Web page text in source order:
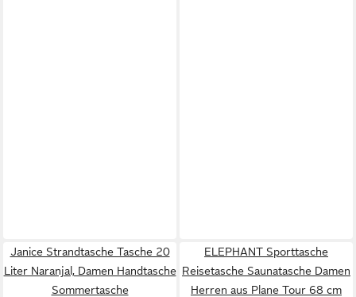
Janice Strandtasche Tasche 20
Liter Naranjal, Damen Handtasche
Sommertasche
ELEPHANT Sporttasche
Reisetasche Saunatasche Damen
Herren aus Plane Tour 68 cm